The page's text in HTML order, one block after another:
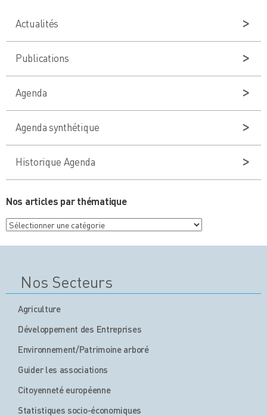
Actualités
Publications
Agenda
Agenda synthétique
Historique Agenda
Nos articles par thématique
Nos
articles
Nos Secteurs
Agriculture
Développement des Entreprises
Environnement/Patrimoine arboré
Guider les associations
Citoyenneté européenne
Statistiques socio-économiques